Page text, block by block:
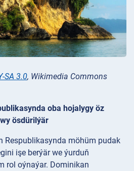
SA 3.0, Wikimedia Commons
oba hojalygy öz
ösdürilýär
Respublikasynda möhüm pudak
işe berýär we ýurduň
rol oýnaýar. Dominikan